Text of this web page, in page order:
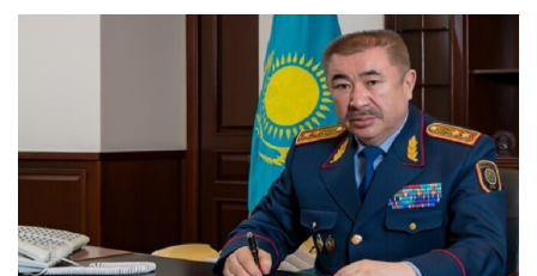
at
p
c
tt
n
o
kl
a
ss
ni
ki
e
gr
a
m
.R
u
er п
р
а
в
и
т
ь